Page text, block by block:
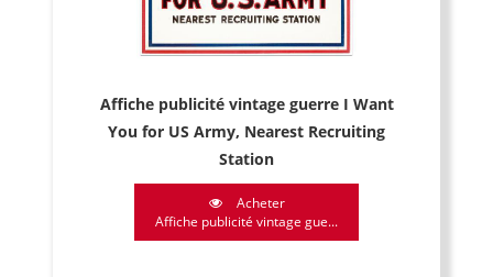
Affiche publicité vintage guerre I Want
You for US Army, Nearest Recruiting
Station
Acheter
Affiche publicité vintage gue...